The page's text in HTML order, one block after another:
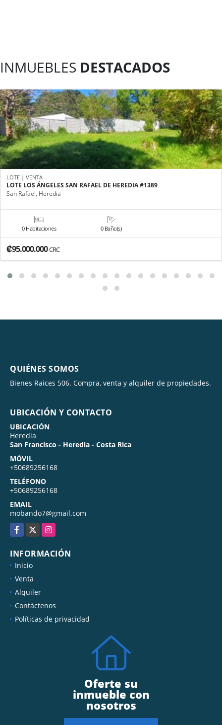
INMUEBLES DESTACADOS
LOTE | VENTA
LOTE LOS ÁNGELES SAN RAFAEL DE HEREDIA #1389
San Rafael, Heredia
0 Habitaciones 0 Baño(s)
₡95.000.000CRC
QUIÉNES SOMOS
Bienes Raices 506. Compra, venta y alquiler de propiedades.
UBICACIÓN Y CONTACTO
UBICACIÓN
Heredia
San Francisco - Heredia - Costa Rica
MÓVIL
+50689256168
TELÉFONO
+50689256168
EMAIL
mobando7@gmail.com
Facebook
X Instagram
INFORMACIÓN
Inicio
Venta
Alquiler
Contáctenos
Políticas de privacidad
Oferte su
inmueble con
nosotros